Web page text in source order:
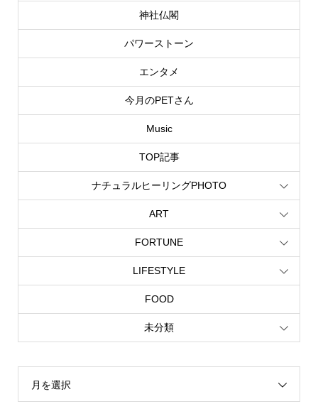
神社仏閣
パワーストーン
エンタメ
今月のPETさん
Music
TOP記事
ナチュラルヒーリングPHOTO
ART
FORTUNE
LIFESTYLE
FOOD
未分類
月を選択